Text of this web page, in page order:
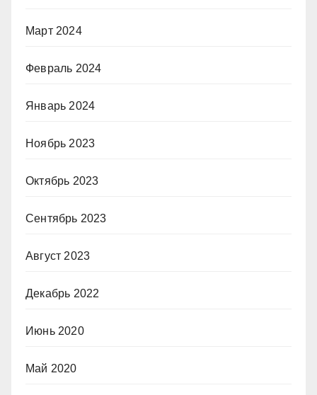
Март 2024
Февраль 2024
Январь 2024
Ноябрь 2023
Октябрь 2023
Сентябрь 2023
Август 2023
Декабрь 2022
Июнь 2020
Май 2020